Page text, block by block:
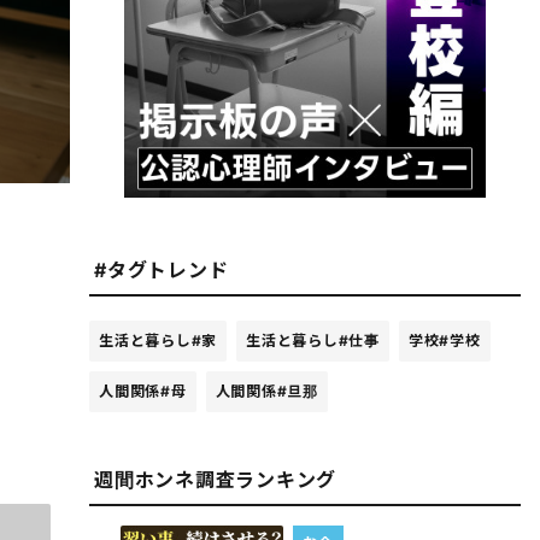
#タグトレンド
生活と暮らし#家 生活と暮らし#仕事 学校#学校
人間関係#母 人間関係#旦那
週間ホンネ調査ランキング